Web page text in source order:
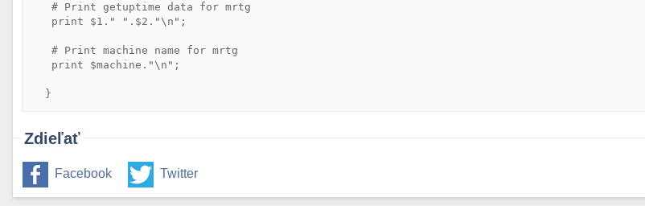
   # Print getuptime data for mrtg
   print $1." ".$2."\n";
   # Print machine name for mrtg
   print $machine."\n";
Zdieľať
Facebook Twitter